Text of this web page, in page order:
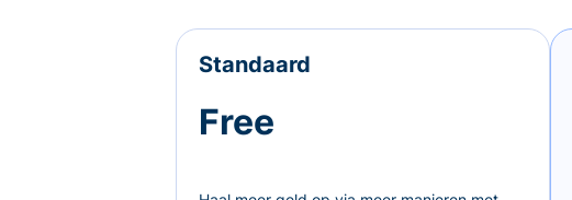
Standaard
Free